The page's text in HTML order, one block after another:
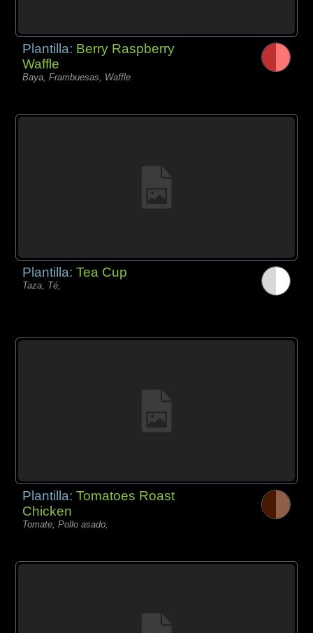
Plantilla: Berry Raspberry
Waffle
Baya, Frambuesas, Waffle
Plantilla:Tea Cup
Taza, Té,
Plantilla:Tomatoes Roast
Chicken
Tomate, Pollo asado,